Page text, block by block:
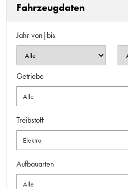
Fahrzeugdaten
Jahr von|bis
Getriebe
Alle
Treibstoff
Elektro
Aufbauarten
Alle